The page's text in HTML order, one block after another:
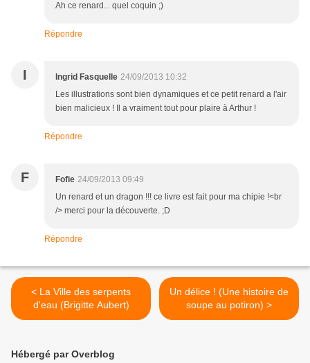
Ah ce renard... quel coquin ;)
Répondre
I Ingrid Fasquelle 24/09/2013 10:32
Les illustrations sont bien dynamiques et ce petit renard a l'air
bien malicieux ! Il a vraiment tout pour plaire à Arthur !
Répondre
F Fofie 24/09/2013 09:49
Un renard et un dragon !!! ce livre est fait pour ma chipie !<br
/> merci pour la découverte. ;D
Répondre
< La Ville des serpents
d'eau (Brigitte Aubert)
Un délice ! (Une histoire de
soupe au potiron) >
Hébergé par Overblog